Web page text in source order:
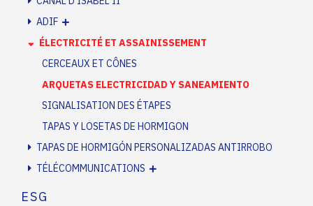
ADIF
ÉLECTRICITÉ ET ASSAINISSEMENT
CERCEAUX ET CÔNES
ARQUETAS ELECTRICIDAD Y SANEAMIENTO
SIGNALISATION DES ÉTAPES
TAPAS Y LOSETAS DE HORMIGON
TAPAS DE HORMIGÓN PERSONALIZADAS ANTIRROBO
TÉLÉCOMMUNICATIONS
ESG